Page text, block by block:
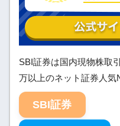
SBI証券は国内現物株取
万以上のネット証券人気
SBI証券